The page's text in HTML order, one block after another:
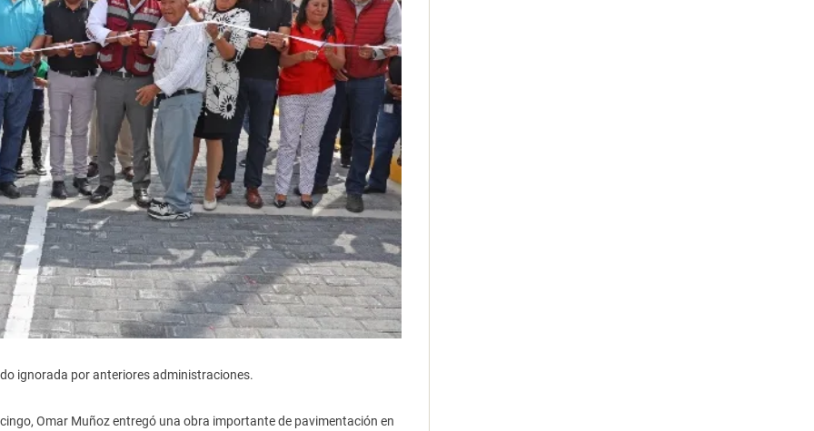
ignorada por anteriores administraciones.
Omar Muñoz entregó una obra importante de pavimentación en